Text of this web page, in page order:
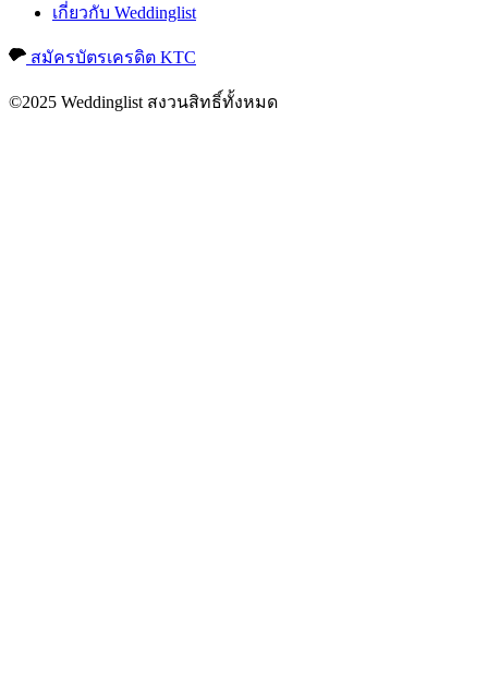
เกี่ยวกับ Weddinglist
สมัครบัตรเครดิต KTC
©2025 Weddinglist สงวนสิทธิ์ทั้งหมด